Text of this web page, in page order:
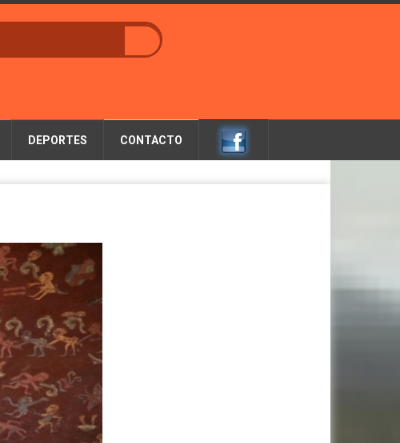
DEPORTES CONTACTO